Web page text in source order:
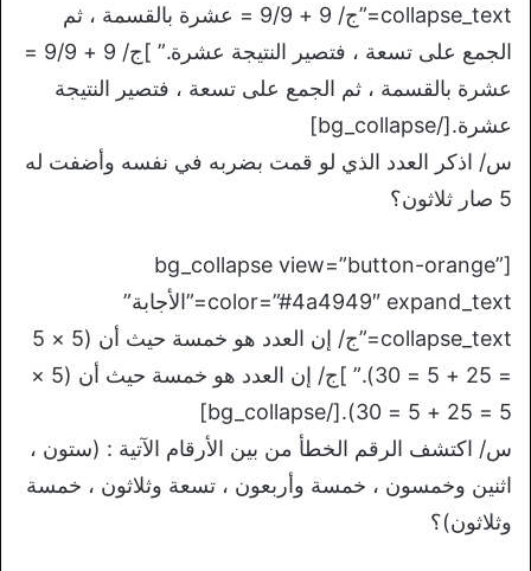
collapse_text=”ج/ 9 + 9/9 = عشرة بالقسمة ، ثم
الجمع على تسعة ، فتصير النتيجة عشرة.” ]ج/ 9 + 9/9 =
عشرة بالقسمة ، ثم الجمع على تسعة ، فتصير النتيجة
عشرة.[/bg_collapse]
س/ اذكر العدد الذي لو قمت بضربه في نفسه وأضفت له
5 صار ثلاثون؟
[bg_collapse view=”button-orange”
color=”#4a4949″ expand_text=”الأجابة”
collapse_text=”ج/ إن العدد هو خمسة حيث أن (5 × 5
= 25 + 5 = 30).” ]ج/ إن العدد هو خمسة حيث أن (5 ×
5 = 25 + 5 = 30).[/bg_collapse]
س/ اكتشف الرقم الخطأ من بين الأرقام الآتية : (ستون ،
اثنين وخمسون ، خمسة وأربعون ، تسعة وثلاثون ، خمسة
وثلاثون)؟